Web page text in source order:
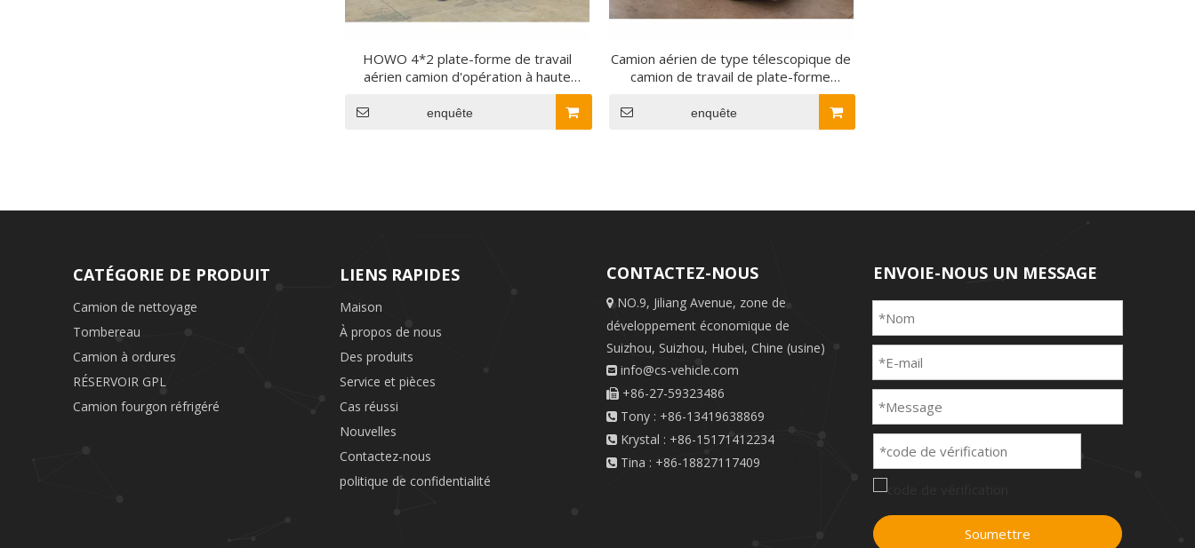
HOWO 4*2 plate-forme de travail
aérien camion d'opération à haute
altitude camion aérien à flèche
télescopique pour la Construction et
enquête
Camion aérien de type télescopique de
camion de travail de plate-forme
aérienne de camion d'opération à haute
altitude d'ISUZU 4x2 98hp 16M
enquête
CATÉGORIE DE PRODUIT
Camion de nettoyage
Tombereau
Camion à ordures
RÉSERVOIR GPL
Camion fourgon réfrigéré
LIENS RAPIDES
Maison
À propos de nous
Des produits
Service et pièces
Cas réussi
Nouvelles
Contactez-nous
politique de confidentialité
CONTACTEZ-NOUS
 NO.9, Jiliang Avenue, zone de
développement économique de
Suizhou, Suizhou, Hubei, Chine (usine)
 info@cs-vehicle.com
 +86-27-59323486
 Tony : +86-13419638869
 Krystal : +86-15171412234
 Tina : +86-18827117409
ENVOIE-NOUS UN MESSAGE
Soumettre